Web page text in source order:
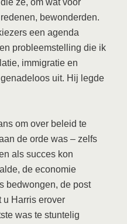
bewonderden.
een agenda
probleemstelling die ik
immigratie en
uit. Hij legde
om over beleid te
de orde was – zelfs
als succes kon
de economie
bedwongen, de post
u Harris erover
was te stuntelig